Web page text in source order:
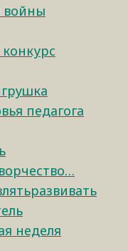
войны
педагога
неделя